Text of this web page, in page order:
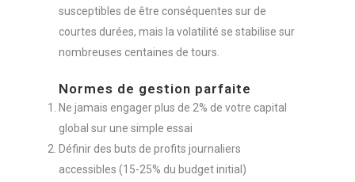
susceptibles de être conséquentes sur de
courtes durées, mais la volatilité se stabilise sur
nombreuses centaines de tours.
Normes de gestion parfaite
Ne jamais engager plus de 2% de votre capital
global sur une simple essai
Définir des buts de profits journaliers
accessibles (15-25% du budget initial)